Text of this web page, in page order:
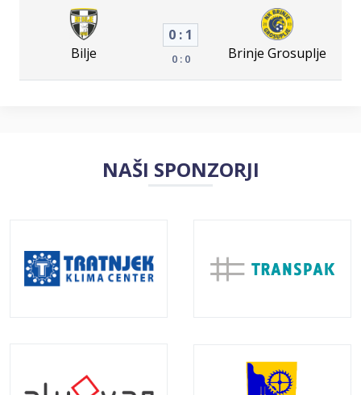
Bilje
0 : 1
0 : 0 Brinje Grosuplje
NAŠI SPONZORJI